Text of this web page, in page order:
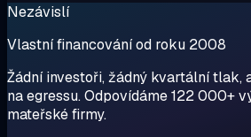
Nezávislí
Vlastní financování od roku 2008
Žádní investoři, žádný kvartální tlak,
na egressu. Odpovídáme 122 000+
mateřské firmy.